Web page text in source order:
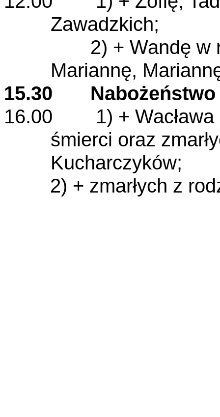
Zawadzkich;
2) + Wandę w
Mariannę,
15.30 Nabożeństwo
16.00
1) +
śmierci oraz
Kucharczyków;
2) + zmarłych z